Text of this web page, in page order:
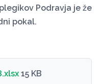
Podravja je že
pokal.
15 KB